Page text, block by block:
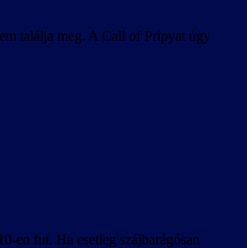
találja meg. A Call of Pripyat úgy
en fut. Ha esetleg szájbarágósan